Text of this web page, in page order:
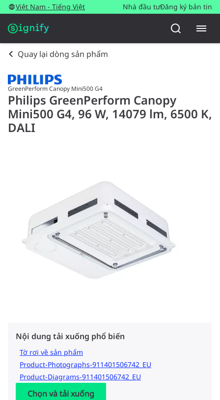
Việt Nam - Tiếng Việt Nhà đầu tưĐăng ký bản tin
Quay lại dòng sản phẩm
GreenPerform Canopy Mini500 G4
Philips GreenPerform Canopy
Mini500 G4, 96 W, 14079 lm, 6500 K,
DALI
Nội dung tải xuống phổ biến
Tờ rơi về sản phẩm
Product-Photographs-911401506742_EU
Product-Diagrams-911401506742_EU
Chọn và tải xuống